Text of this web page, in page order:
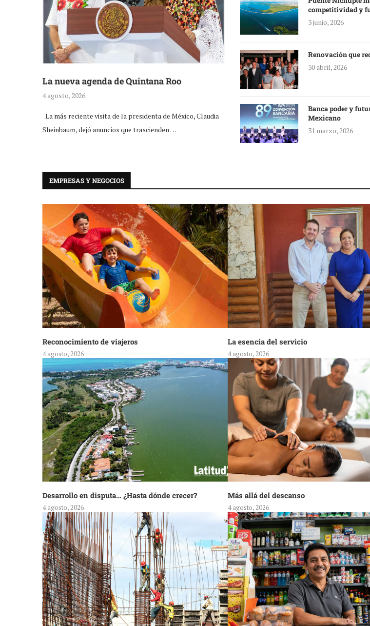
La nueva agenda de Quintana Roo
4 agosto, 2026
La más reciente visita de la presidenta de México, Claudia
Sheinbaum, dejó anuncios que trascienden …
competitividad y
3 junio, 2026
Renovación que
30 abril, 2026
Banca poder y
Mexicano
31 marzo, 2026
EMPRESAS Y NEGOCIOS
Reconocimiento de viajeros
4 agosto, 2026
La esencia del servicio
4 agosto, 2026
Desarrollo en disputa… ¿Hasta dónde crecer?
4 agosto, 2026
Más allá del descanso
4 agosto, 2026